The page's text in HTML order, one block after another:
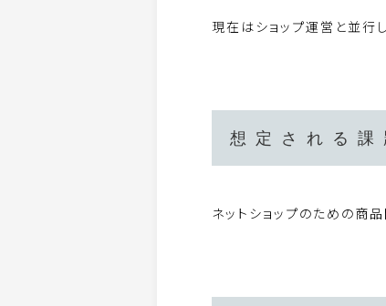
現在はショップ運営と並行
想定される課
ネットショップのための商